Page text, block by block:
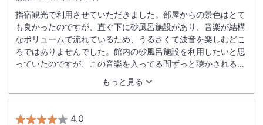
もっと見る
指宿観光で利用させていただきました。部屋からの景色はとて
も良かったのですが、直ぐ下に砂風呂施設があり、音楽が結構
なボリュームで流れているため、うるさくて波音を楽しむどこ
ろではありませんでした。館内の砂風呂施設を利用したいと思
っていたのですが、この音楽を入ってる間ずっと聴かされるの
かと思うと利用する気には成れず、近くの砂楽会館を利用しま
した。建物設備などは流石に老朽化は否めませんが、サービス
はとても良く感じました。
4.0